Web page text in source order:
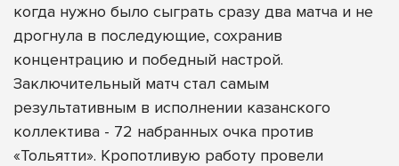
когда нужно было сыграть сразу два матча и не
дрогнула в последующие, сохранив
концентрацию и победный настрой.
Заключительный матч стал самым
результативным в исполнении казанского
коллектива - 72 набранных очка против
«Тольятти». Кропотливую работу провели